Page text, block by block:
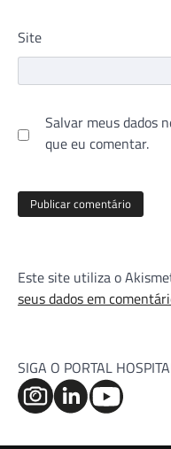
Site
Salvar meus dados
que eu comentar.
Este site utiliza o
seus dados em
SIGA O PORTAL